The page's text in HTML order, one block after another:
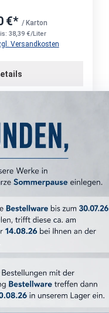
€* / Karton
38,39 €/Liter
Versandkosten
- 5 KG
3-4 Werktage
13.08.2026
€* / Sack